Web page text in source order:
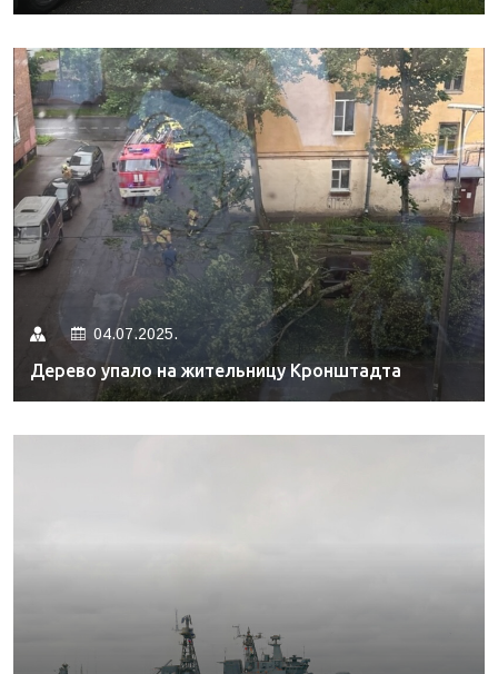
04.07.2025.
Дерево упало на жительницу Кронштадта